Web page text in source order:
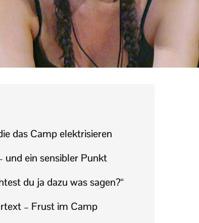
das Camp elektrisieren
und ein sensibler Punkt
du ja dazu was sagen?“
– Frust im Camp